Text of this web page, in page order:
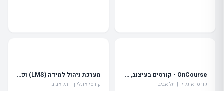
OnCourse - קורסים בעיצוב, קולנוע ומוזיקה
קורסי אונליין | תל אביב
מערכת ניהול למידה (LMS) ופלטפורמה חכמה ליצירת לומדות אינטראקטיביות - מבוססת AI
קורסי אונליין | תל אביב